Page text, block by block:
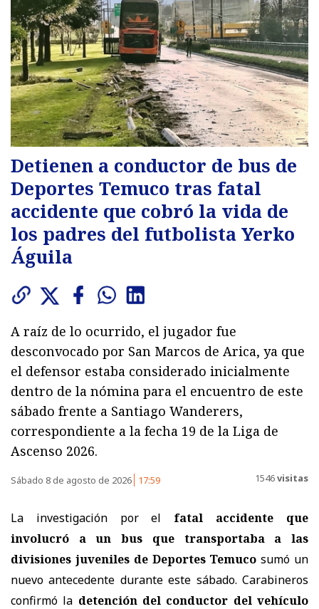
Detienen a conductor de bus de
Deportes Temuco tras fatal
accidente que cobró la vida de
los padres del futbolista Yerko
Águila
A raíz de lo ocurrido, el jugador fue
desconvocado por San Marcos de Arica, ya que
el defensor estaba considerado inicialmente
dentro de la nómina para el encuentro de este
sábado frente a Santiago Wanderers,
correspondiente a la fecha 19 de la Liga de
Ascenso 2026.
Sábado 8 de agosto de 2026 17:59 1546visitas
La investigación por el fatal accidente que
involucró a un bus que transportaba a las
divisiones juveniles de Deportes Temuco sumó un
nuevo antecedente durante este sábado. Carabineros
confirmó la detención del conductor del vehículo